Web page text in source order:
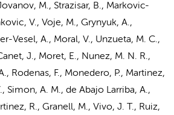
M., Strazisar, B., Markovic-
V., Voje, M., Grynyuk, A.,
Vesel, A., Moral, V., Unzueta, M. C.,
J., Moret, E., Nunez, M. N. R.,
Rodenas, F., Monedero, P., Martinez,
Simon, A. M., de Abajo Larriba, A.,
R., Granell, M., Vivo, J. T., Ruiz,